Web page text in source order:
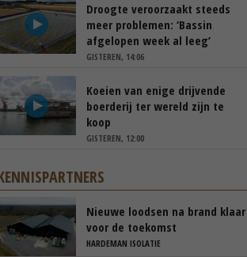
Droogte veroorzaakt steeds
meer problemen: ‘Bassin
afgelopen week al leeg’
GISTEREN, 14:06
Koeien van enige drijvende
boerderij ter wereld zijn te
koop
GISTEREN, 12:00
Nieuwe loodsen na brand klaar
voor de toekomst
HARDEMAN ISOLATIE